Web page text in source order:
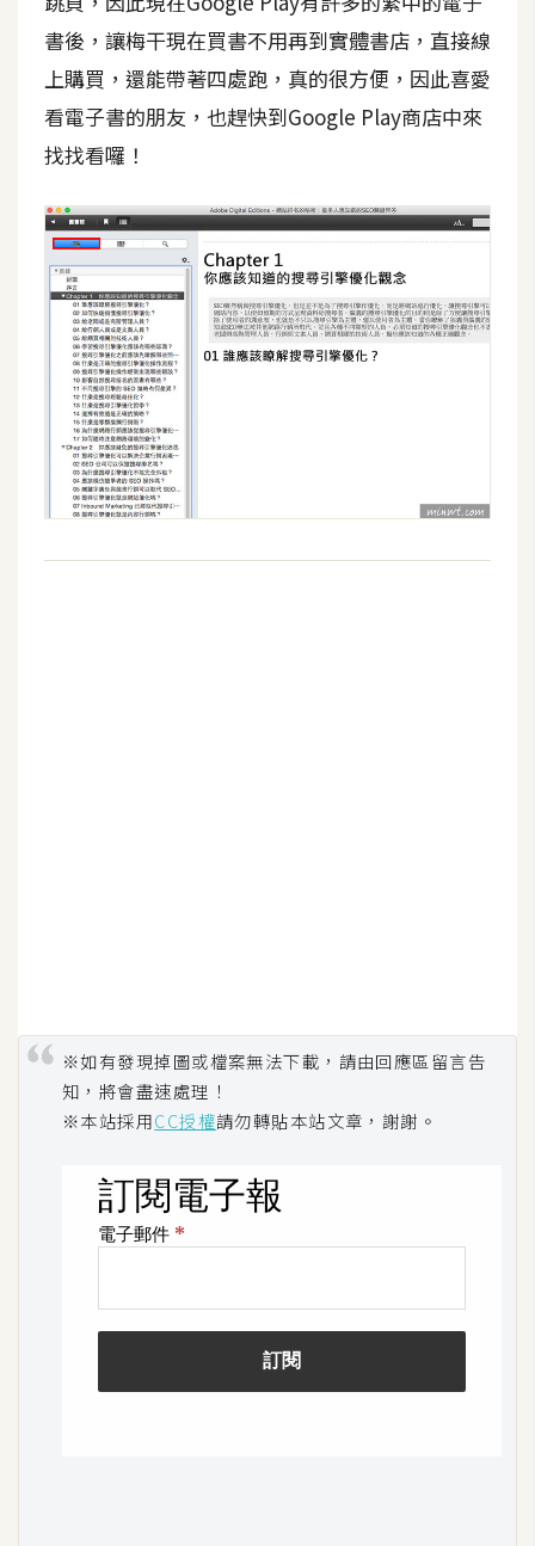
書後，讓梅干現在買書不用再到實體書店，直接線
上購買，還能帶著四處跑，真的很方便，因此喜愛
看電子書的朋友，也趕快到Google Play商店中來
找找看囉！
※如有發現掉圖或檔案無法下載，請由回應區留言告
知，將會盡速處理！
※本站採用CC授權請勿轉貼本站文章，謝謝。